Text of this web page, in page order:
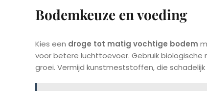
Bodemkeuze en voeding
Kies een droge tot matig vochtige bodem
voor betere luchttoevoer. Gebruik
groei. Vermijd kunstmeststoffen, die